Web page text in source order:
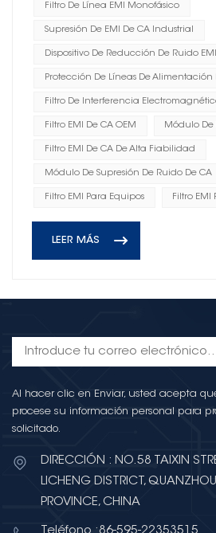
Filtro De Línea EMI Monofásico
Supresión De EMI De CA Industrial
Dispositivo De Reducción De Ruido EMI
Protección De Líneas De Alimentación
Filtro De Interferencia
Filtro EMI De CA OEM Módulo De
Filtro EMI De CA De Alta Fiabilidad
Módulo De Supresión De Ruido De CA
Filtro EMI Para Equipos Filtro
LEER MÁS
Al hacer clic en Enviar, usted acepta
procese su información personal para
solicitado.
DIRECCIÓN : NO.58 TAIXIN
LICHENG DISTRICT,
PROVINCE, CHINA